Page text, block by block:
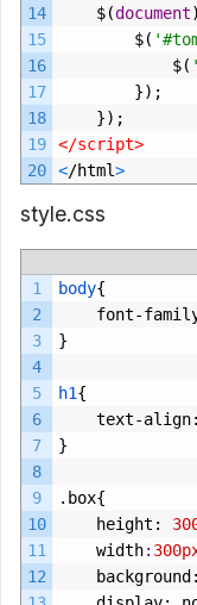
14
15
16
17
18
19
20
$(document
$(
$(
});
});
</script>
</html>
style.css
1
2
3
4
5
6
7
8
9
10
11
12
body{
font-
}
h1{
text-align:
}
. box{
height :
width:
background :